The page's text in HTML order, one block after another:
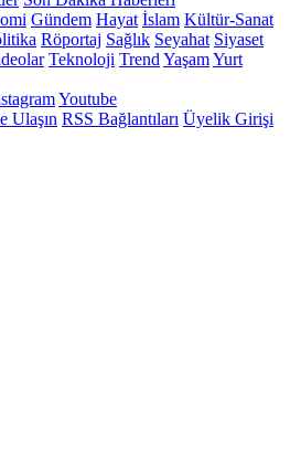
Gündem Hayat İslam Kültür-Sanat
Röportaj Sağlık Seyahat Siyaset
Teknoloji Trend YaşamYurt
Youtube
Ulaşın RSS Bağlantıları Üyelik Girişi